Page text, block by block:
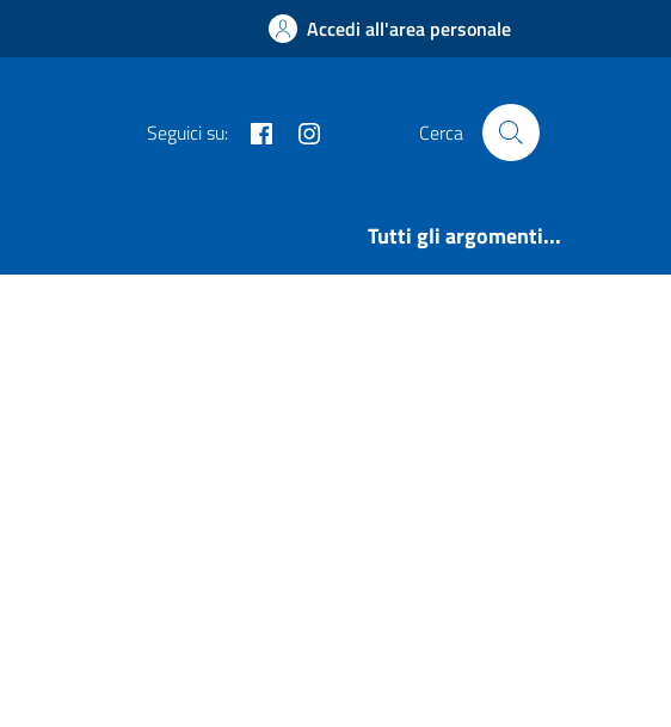
Accedi all'area personale
Seguici su: Facebook Cerca
Tutti gli argomenti...